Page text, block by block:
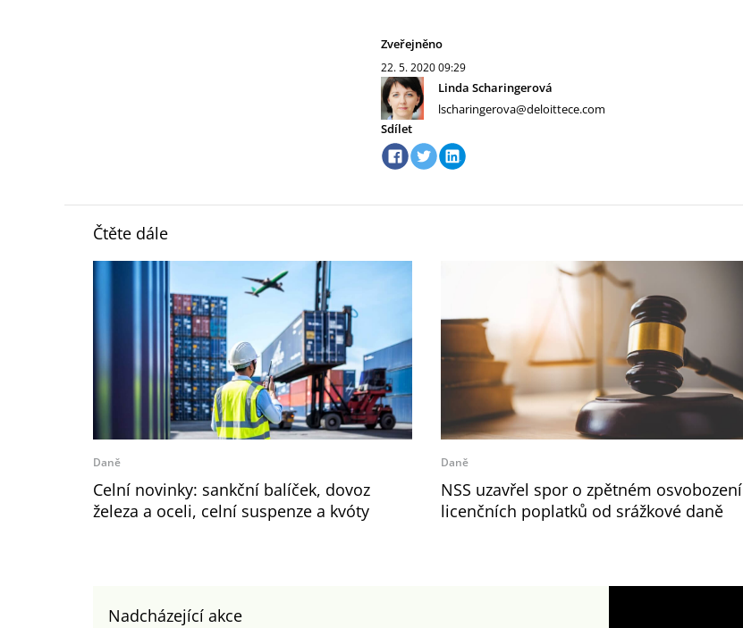
Zveřejněno
22. 5. 202009:29
Linda Scharingerová
lscharingerova@deloittece.com
Sdílet
Čtěte dále
Daně
Celní novinky: sankční balíček, dovoz
železa a oceli, celní suspenze a kvóty
Daně
NSS uzavřel spor o zpětném osvobození
licenčních poplatků od srážkové daně
Nadcházející akce